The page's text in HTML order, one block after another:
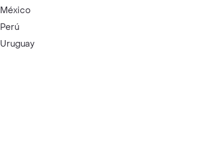
México
Perú
Uruguay